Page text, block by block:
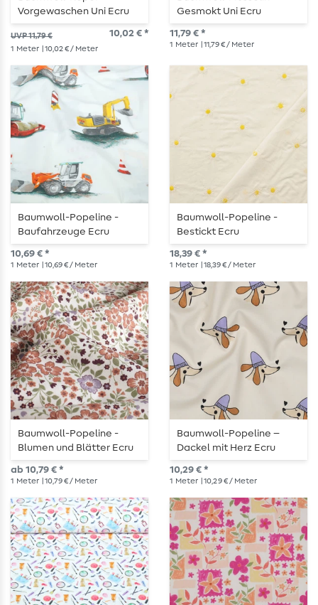
Vorgewaschen Uni Ecru
UVP 11,79 € 10,02 € *
1 Meter | 10,02 € / Meter
Gesmokt Uni Ecru
11,79 € *
1 Meter | 11,79 € / Meter
Baumwoll-Popeline -
Baufahrzeuge Ecru
10,69 € *
1 Meter | 10,69 € / Meter
Baumwoll-Popeline -
Bestickt Ecru
18,39 € *
1 Meter | 18,39 € / Meter
Baumwoll-Popeline -
Blumen und Blätter Ecru
ab 10,79 € *
1 Meter | 10,79 € / Meter
Baumwoll-Popeline –
Dackel mit Herz Ecru
10,29 € *
1 Meter | 10,29 € / Meter